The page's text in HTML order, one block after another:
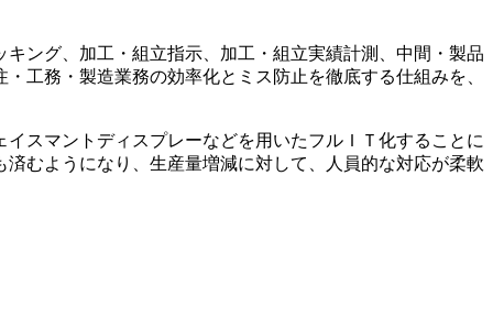
ング、加工・組立指示、加工・組立実績計測、中間・製品
工務・製造業務の効率化とミス防止を徹底する仕組みを、
スマントディスプレーなどを用いたフルＩＴ化することに
むようになり、生産量増減に対して、人員的な対応が柔軟